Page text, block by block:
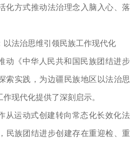
化方式推动法治理念入脑入心、落
以法治思维引领民族工作现代化
动《中华人民共和国民族团结进步
索实践，为边疆民族地区以法治思
现代化提供了深刻启示。
从运动式创建转向常态化长效化法
民族团结进步创建存在重迎检、重